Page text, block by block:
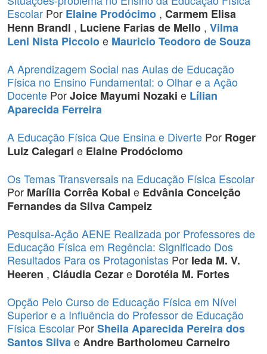
Escolar Por Elaine Prodócimo , Carmem Elisa
Henn Brandl , Luciene Farias de Mello , Vilma
Leni Nista Piccoloe Mauricio Teodoro de Souza
A Aprendizagem Social nas Aulas de Educação
Física no Ensino Fundamental: o Olhar e a Ação
Docente PorJoice Mayumi Nozaki e Lílian
Aparecida Ferreira
A Educação Física Que Ensina e Diverte Por Roger
Luiz Calegari e Elaine Prodóciomo
Os Temas Transversais na Educação Física Escolar
Por Marília Corrêa Kobal e Edvânia Conceição
Fernandes da Silva Campeiz
Pesquisa-Ação AENE Realizada por Professores de
Educação Física em Regência: Significado Dos
Resultados Para os Protagonistas Por Ieda M. V.
Heeren , Cláudia Cezare Dorotéia M. Fortes
Opção Pelo Curso de Educação Física em Nível
Superior e a Influência do Professor de Educação
Física Escolar PorSheila Aparecida Pereira dos
Santos SilvaeAndre Bartholomeu Carneiro